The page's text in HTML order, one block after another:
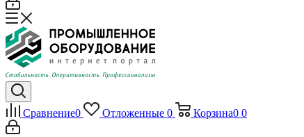
Сравнение0 Отложенные 0 Корзина0 0